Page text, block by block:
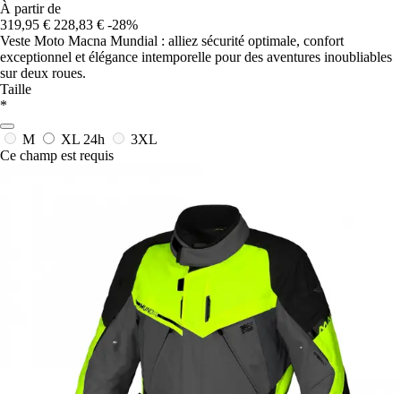
À partir de
319,95 € 228,83 € -28%
Veste Moto Macna Mundial : alliez sécurité optimale, confort
exceptionnel et élégance intemporelle pour des aventures inoubliables
sur deux roues.
Taille
*
M XL 24h
3XL
Ce champ est requis